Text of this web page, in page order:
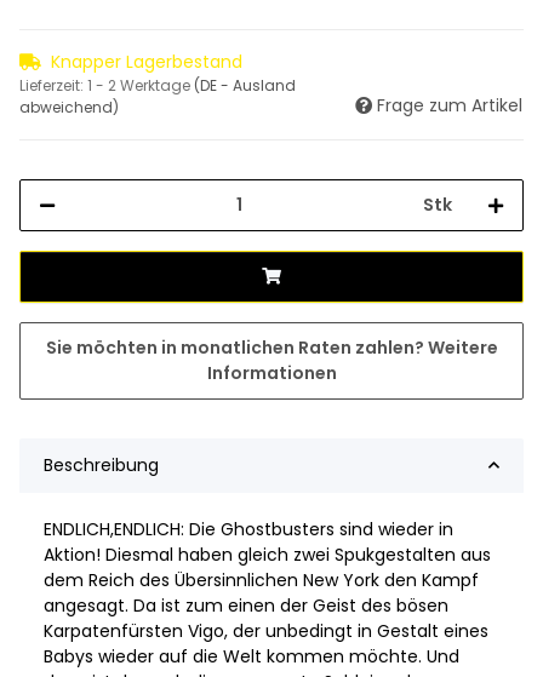
Knapper Lagerbestand
Lieferzeit: 1 - 2 Werktage (DE - Ausland
abweichend)
Frage zum Artikel
Stk
Sie möchten in monatlichen Raten zahlen? Weitere
Informationen
Beschreibung
ENDLICH,ENDLICH: Die Ghostbusters sind wieder in
Aktion! Diesmal haben gleich zwei Spukgestalten aus
dem Reich des Übersinnlichen New York den Kampf
angesagt. Da ist zum einen der Geist des bösen
Karpatenfürsten Vigo, der unbedingt in Gestalt eines
Babys wieder auf die Welt kommen möchte. Und